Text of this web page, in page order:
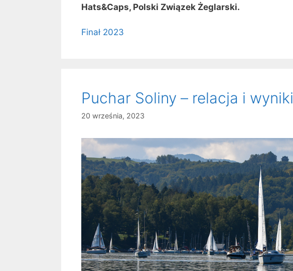
Hats&Caps, Polski Związek Żeglarski.
Finał 2023
Puchar Soliny – relacja i wyniki
20 września, 2023